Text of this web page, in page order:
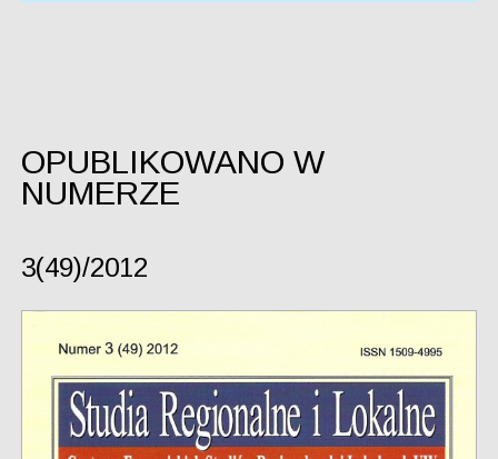
OPUBLIKOWANO W
NUMERZE
3(49)/2012